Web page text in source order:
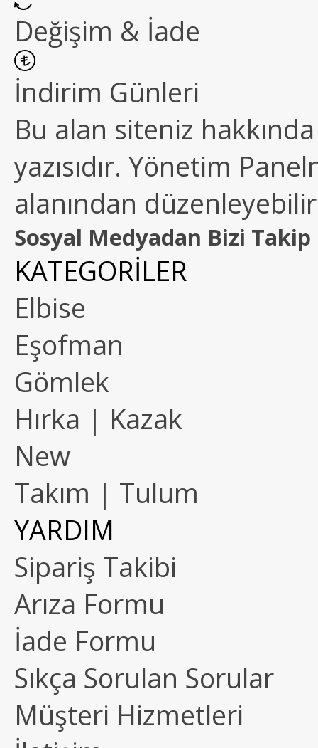
Değişim & İade
İndirim Günleri
Bu alan siteniz
yazısıdır. Yönetim
alanından
Sosyal Medyadan Bizi Takip
KATEGORİLER
Elbise
Eşofman
Gömlek
Hırka | Kazak
New
Takım | Tulum
YARDIM
Sipariş Takibi
Arıza Formu
İade Formu
Sıkça Sorulan Sorular
Müşteri Hizmetleri